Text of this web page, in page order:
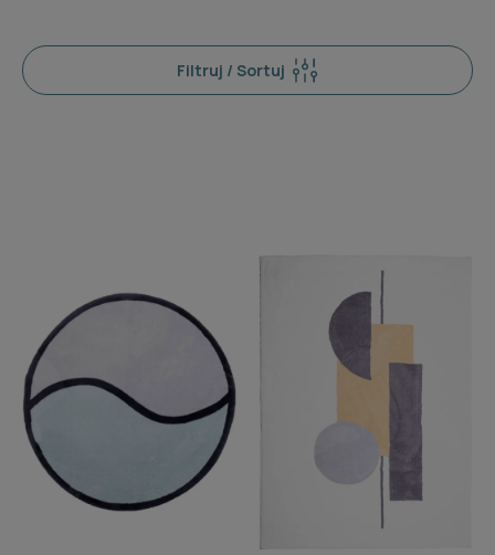
Filtruj / Sortuj